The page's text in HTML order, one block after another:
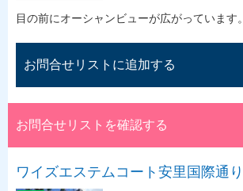
目の前にオーシャンビューが広がっています。
お問合せリストに追加する
お問合せリストを確認する
ワイズエステムコート安里国際通り